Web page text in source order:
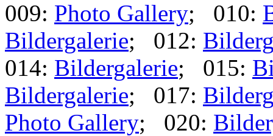
009: Photo Gallery; 010:
Bildergalerie; 012:
014: Bildergalerie; 015:
Bildergalerie; 017:
Photo Gallery; 020: